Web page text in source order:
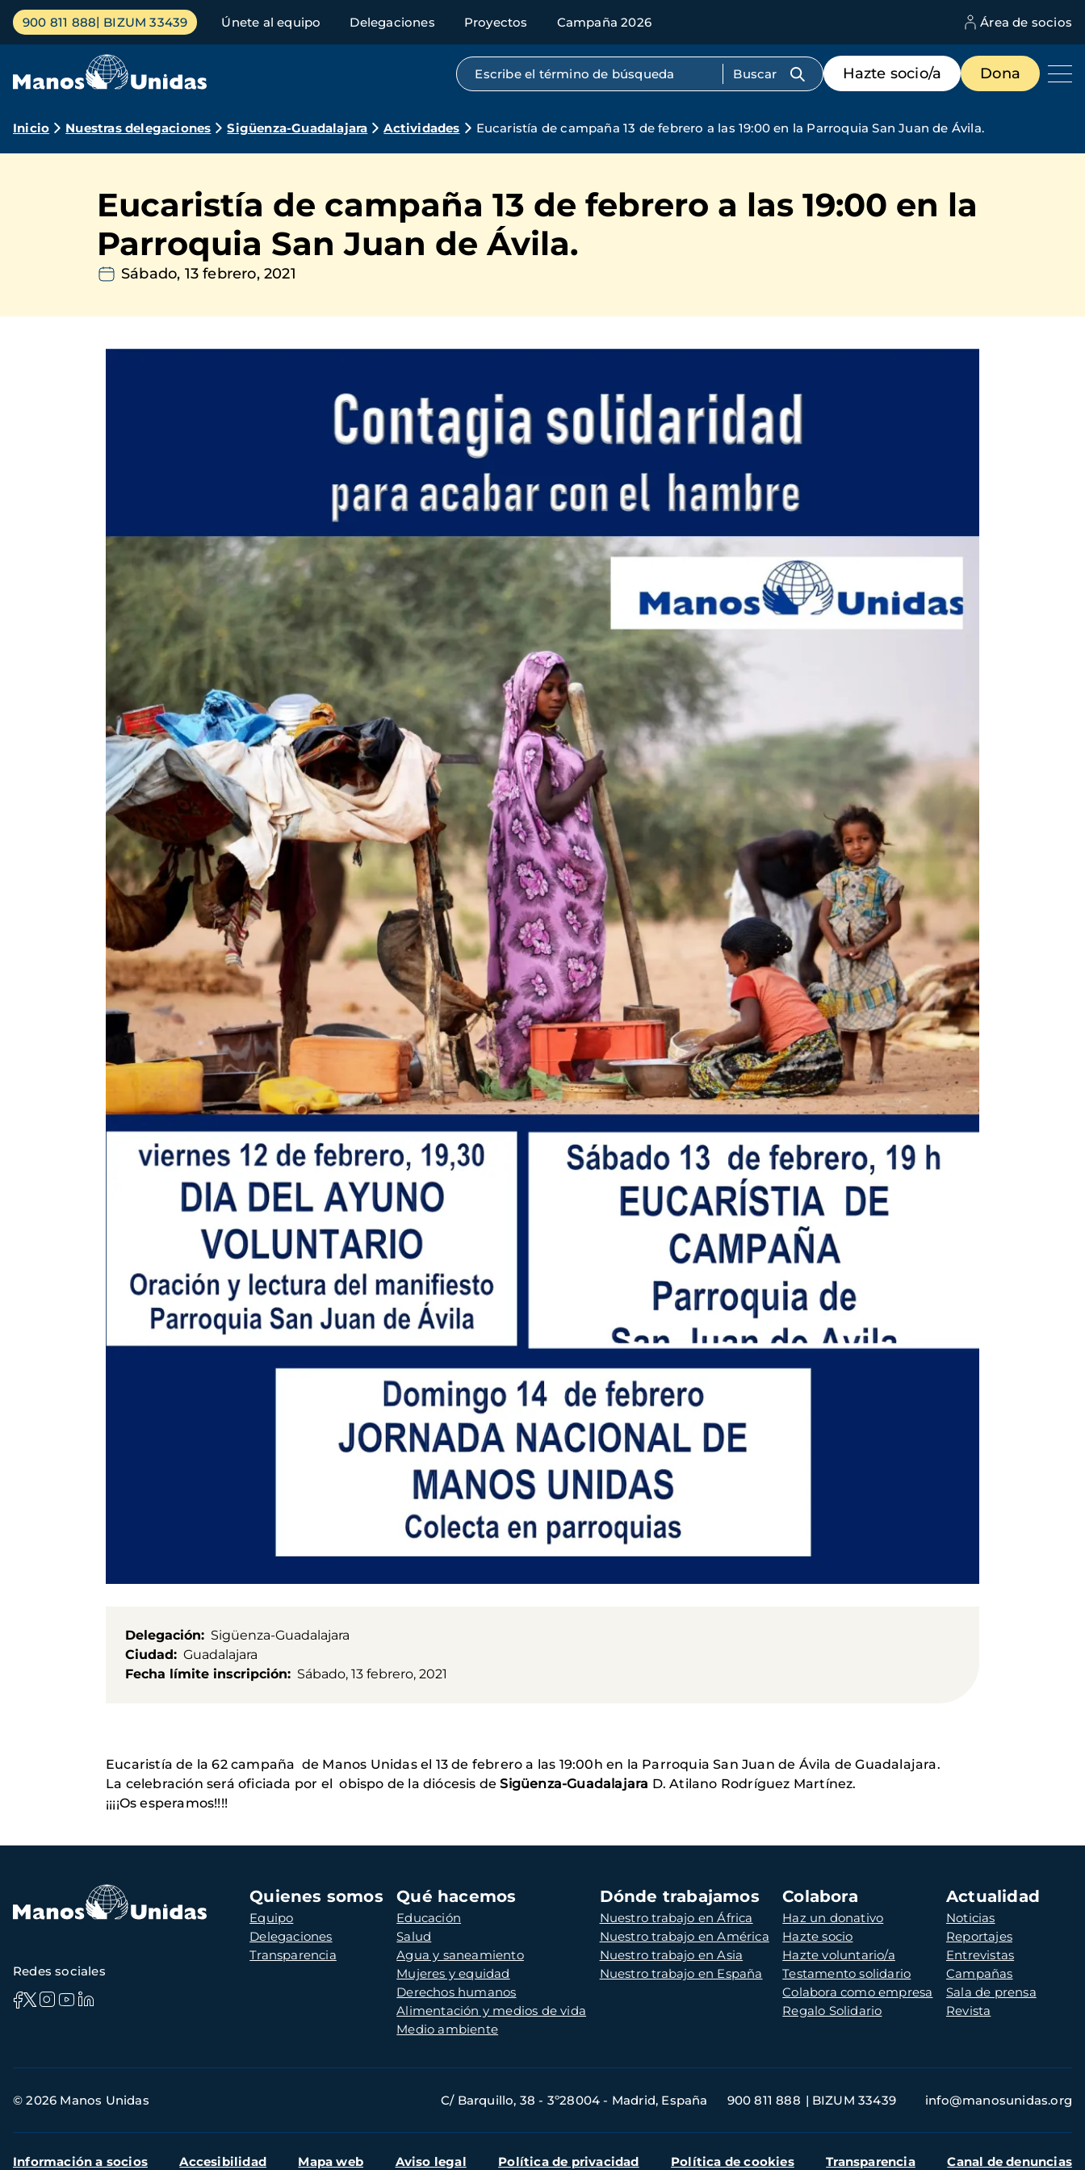
Pasar
contenido
Menú
principal
900 811 888 BIZUM 33439 Únete al equipo Delegaciones Proyectos Campaña 2026 Área de socios
Búsqueda por texto completo
Menú
de
destacados
Hazte socio/a Dona
Ruta
navegación
Inicio Nuestras delegaciones Sigüenza-Guadalajara Actividades Eucaristía de campaña 13 de febrero a las 19:00 en la Parroquia San Juan de Ávila.
Eucaristía de campaña 13 de febrero a las 19:00 en la
Parroquia San Juan de Ávila.
Sábado, 13 febrero, 2021
Delegación
Sigüenza-Guadalajara
Ciudad
Guadalajara
Fecha límite inscripción
Sábado, 13 febrero, 2021
Eucaristía de la 62 campaña de Manos Unidas el 13 de febrero a las 19:00h en la Parroquia San Juan de Ávila de Guadalajara.
La celebración será oficiada por el obispo de la diócesis deSigüenza-Guadalajara D. Atilano Rodríguez Martínez.
¡¡¡¡Os esperamos!!!!
Navegación
principal
Quienes somos
Equipo
Delegaciones
Transparencia
Qué hacemos
Educación
Salud
Agua y saneamiento
Mujeres y equidad
Derechos humanos
Alimentación y medios de vida
Medio ambiente
Dónde trabajamos
Nuestro trabajo en África
Nuestro trabajo en América
Nuestro trabajo en Asia
Nuestro trabajo en España
Colabora
Haz un donativo
Hazte socio
Hazte voluntario/a
Testamento solidario
Colabora como empresa
Regalo Solidario
Actualidad
Noticias
Reportajes
Entrevistas
Campañas
Sala de prensa
Revista
Redes sociales
de
© 2026 Manos Unidas C/ Barquillo, 38 - 3º28004 - Madrid, España 900 811 888 BIZUM 33439 info@manosunidas.org
Menú
Información a socios Accesibilidad Mapa web Aviso legal Política de privacidad Política de cookies Transparencia Canal de denuncias